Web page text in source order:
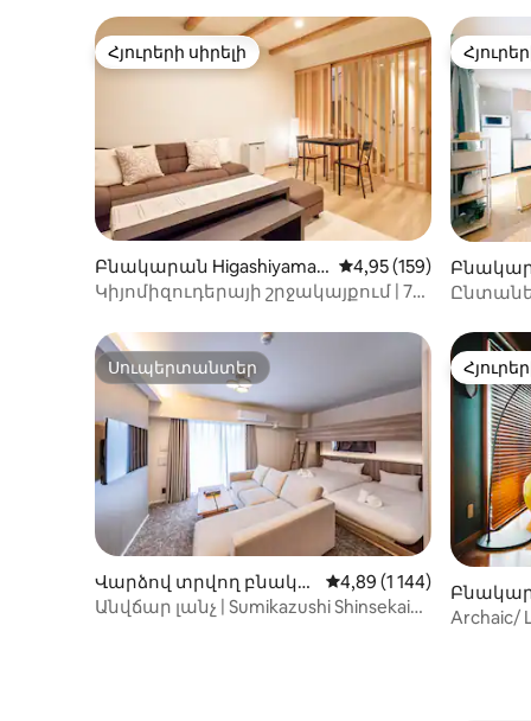
す。 【チェックイン・サービス】 オンラ
インでのセルフチェックインを採用して
おり、お部屋のドアは暗証番号式です。
現地での対面手続きは必要ありません。
以下のサービスも承っております。 * 無料
の荷物預かり * 空港送迎の手配 * ケーキの
予約代行 近隣には日本でも有名なケーキ
店がございます。ご希望の場合は事前に
お問い合わせください。 15泊以上ご宿泊
のお客様には、滞在中1回の無料清掃サー
ビスをご提供します。事前予約制で、ご
希望の日付をご指定いただけます。 【荷
物預かり】 チェックイン日およびチェッ
クアウト日は、お部屋のドア付近にある
指定スペースへ荷物を置いていただけま
す。 ただし、荷物置き場には鍵がありま
せん。現金、パスポート、貴重品などは
置かず、お客様ご自身の責任で適切に管
理してください。 【注意事項】 *港区保健
所の安全規定により、転落防止およびプ
ライバシー保護のため、室内左側の窓は
左右それぞれ約10cmまでしか開けられま
せん。 換気用としてご利用いただけるほ
か、室内には換気扇も設置されていま
す。 【ご宿泊時の注意事項】 * 室内では
靴を脱いでお過ごしください。 * 玄関は暗
証番号式です。暗証番号は適切に管理
し、第三者には知らせないでください。 *
մոտենալու
տեսնել
կարող
մթնոլորտում:
իջեք
Հուսով
Ֆուջիի
Հյուրերի սիրելի
Հյուրերի սիրելի
Բնակարան Higashiyama
Ward, Kyoto-ում
Միջին վարկանիշը՝
4,95 (159)
Կիյոմիզուդերայի շրջակայքում | 75
սենյականոց բնակարան վարձով |
Գիոն-սիջո կայարանից 10 րոպե
քայլելու հեռավորության վրա |
Ուղիղ կապ ավտոբուսով դեպի
Կյոտոյի կայարան
ւմ
Սուպերտանտեր
Սուպերտանտեր
Վարձով տրվող բնակա
րան Naniwa Ward, Osaka-
Միջին վարկանիշը՝ 5-
4,89 (1 144)
Անվճար լանչ | Sumikazushi Shinsekai
ում